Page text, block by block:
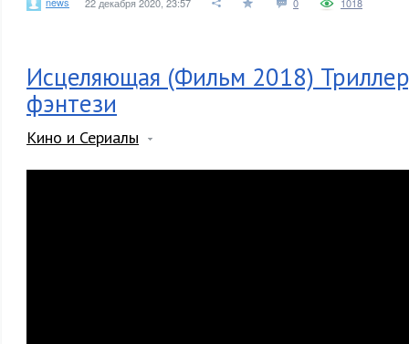
Исцеляющая (Фильм 2018)
фэнтези
Кино и Сериалы